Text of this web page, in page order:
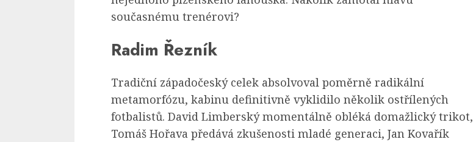
současnému trenérovi?
Radim Řezník
Tradiční západočeský celek absolvoval poměrně radikální
metamorfózu, kabinu definitivně vyklidilo několik ostřílených
fotbalistů. David Limberský momentálně obléká domažlický trikot,
Tomáš Hořava předává zkušenosti mladé generaci, Jan Kovařík